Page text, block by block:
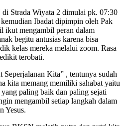
Strada Wiyata 2 dimulai pk. 07:30
Ibadat dipimpin oleh Pak
ikut mengambil peran dalam
begitu antusias karena bisa
kelas mereka melalui zoom. Rasa
terobati.
Seperjalanan Kita” , tentunya sudah
kita memang memiliki sahabat yaitu
paling baik dan paling sejati
mengambil setiap langkah dalam
Yesus.